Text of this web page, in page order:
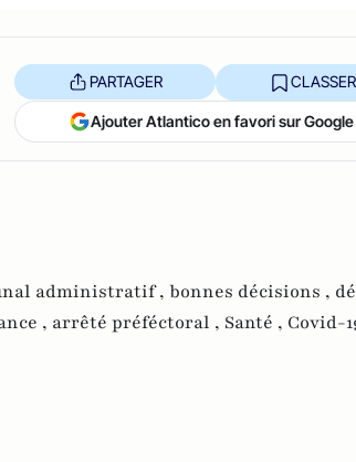
PARTAGER CLASSER
Ajouter Atlantico en favori sur Google
administratif , bonnes décisions ,
, arrêté préféctoral , Santé , Covid-